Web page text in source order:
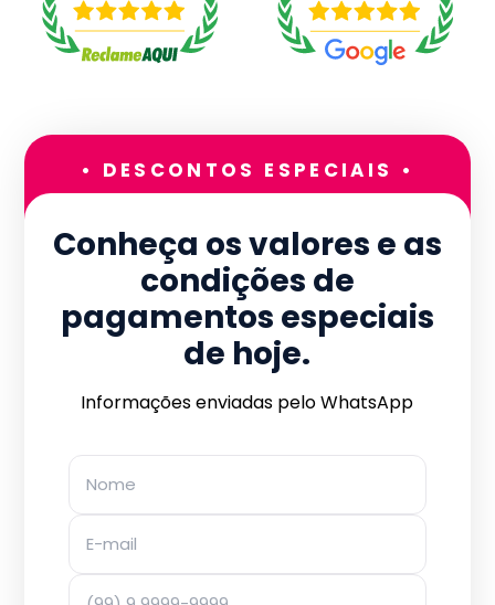
• DESCONTOS ESPECIAIS •
Conheça os valores e as
condições de
pagamentos especiais
de hoje.
Informações enviadas pelo WhatsApp